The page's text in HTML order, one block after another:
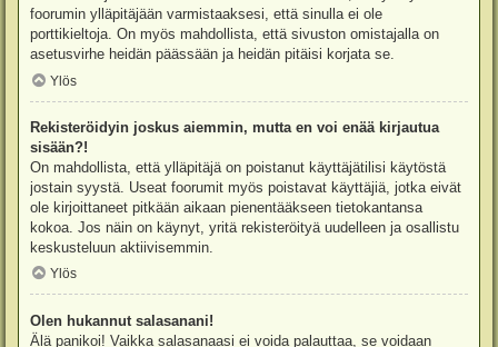
foorumin ylläpitäjään varmistaaksesi, että sinulla ei ole
porttikieltoja. On myös mahdollista, että sivuston omistajalla on
asetusvirhe heidän päässään ja heidän pitäisi korjata se.
Ylös
Rekisteröidyin joskus aiemmin, mutta en voi enää kirjautua
sisään?!
On mahdollista, että ylläpitäjä on poistanut käyttäjätilisi käytöstä
jostain syystä. Useat foorumit myös poistavat käyttäjiä, jotka eivät
ole kirjoittaneet pitkään aikaan pienentääkseen tietokantansa
kokoa. Jos näin on käynyt, yritä rekisteröityä uudelleen ja osallistu
keskusteluun aktiivisemmin.
Ylös
Olen hukannut salasanani!
Älä panikoi! Vaikka salasanaasi ei voida palauttaa, se voidaan